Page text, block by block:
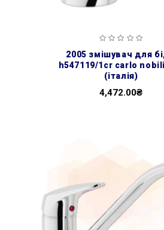
2005 змішувач для біде
h547119/1cr carlo
(італія)
4,472.00₴